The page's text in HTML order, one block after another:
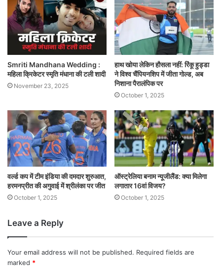
Smriti Mandhana Wedding :
महिला क्रिकेटर स्मृति मंधाना की टली शादी
November 23, 2025
हाथ खोया लेकिन हौसला नहीं: रिंकू हुड्डा
ने विश्व चैंपियनशिप में जीता गोल्ड, अब
निशाना पैरालंपिक पर
October 1, 2025
वर्ल्ड कप में टीम इंडिया की दमदार शुरुआत,
हरमनप्रीत की अगुवाई में श्रीलंका पर जीत
October 1, 2025
ऑस्ट्रेलिया बनाम न्यूजीलैंड: क्या मिलेगा
लगातार 16वां विजय?
October 1, 2025
Leave a Reply
Your email address will not be published. Required fields are
marked *